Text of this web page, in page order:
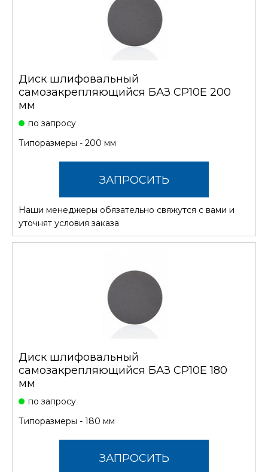
Диск шлифовальный
самозакрепляющийся БАЗ CP10E 200
мм
по запросу
Типоразмеры - 200 мм
ЗАПРОСИТЬ
СТОИМОСТЬ
Наши менеджеры обязательно свяжутся с вами и
уточнят условия заказа
Диск шлифовальный
самозакрепляющийся БАЗ CP10E 180
мм
по запросу
Типоразмеры - 180 мм
ЗАПРОСИТЬ